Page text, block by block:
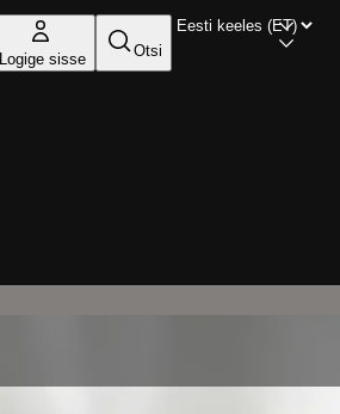
Logige sisse Otsi